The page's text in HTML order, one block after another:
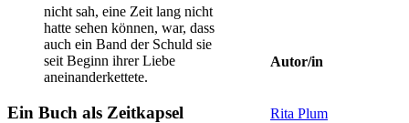
nicht sah, eine Zeit lang nicht
hatte sehen können, war, dass
auch ein Band der Schuld sie
seit Beginn ihrer Liebe
aneinanderkettete.
Ein Buch als Zeitkapsel
Autor/in
Rita Plum